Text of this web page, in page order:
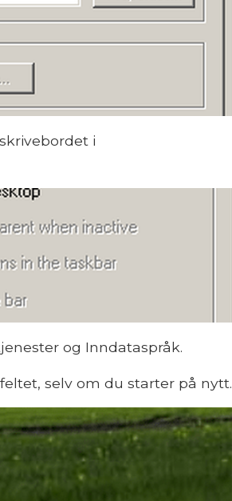
i
og Inndataspråk.
selv om du starter på nytt.